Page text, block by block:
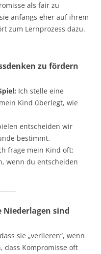
als fair zu
anfangs eher auf ihrem
zum Lernprozess dazu.
zu fördern
Ich stelle eine
Kind überlegt, wie
entscheiden wir
bestimmt.
frage mein Kind oft:
wenn du entscheiden
sind
sie „verlieren“, wenn
dass Kompromisse oft